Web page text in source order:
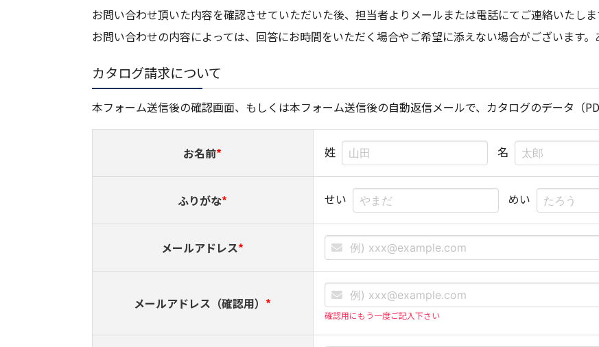
お問い合わせ頂いた内容を確認させていただいた後、担当者よりメールまたは電話にてご連絡いたしま
お問い合わせの内容によっては、回答にお時間をいただく場合やご希望に添えない場合がございます。
カタログ請求について
本フォーム送信後の確認画面、もしくは本フォーム送信後の自動返信メールで、カタログのデータ（
お名前* 姓 名
ふりがな* せい めい
メールアドレス*
メールアドレス（確認用） *
確認用にもう一度ご記入下さい